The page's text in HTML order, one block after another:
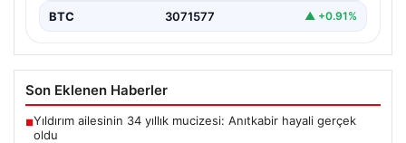
BTC 3071577 ▲ +0.91%
Son Eklenen Haberler
■Yıldırım ailesinin 34 yıllık mucizesi: Anıtkabir hayali gerçek
oldu